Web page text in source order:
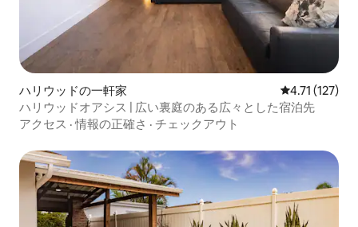
ハリウッドの一軒家 レビュー127
4.71 (127)
ハリウッドオアシス | 広い裏庭のある広々とした宿泊先
アクセス ·情報の正確さ · チェックアウト